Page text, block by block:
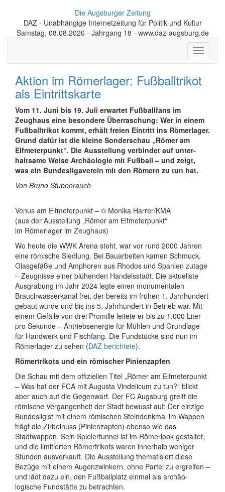
Die Augsburger Zeitung
DAZ - Unabhängige Internetzeitung für Politik und Kultur
Samstag, 08.08.2026 - Jahrgang 18 - www.daz-augsburg.de
Toggle
Aktion im Römerlager: Fußballtrikot
als Eintrittskarte
Vom 11. Juni bis 19. Juli erwartet Fußballfans im
Zeughaus eine besondere Über­raschung: Wer in einem
Fußball­trikot kommt, erhält freien Eintritt ins Römerlager.
Grund dafür ist die kleine Sonderschau „Römer am
Elfmeterpunkt“. Die Aus­stellung verbindet auf unter­
haltsame Weise Archäologie mit Fußball – und zeigt,
was ein Bundes­liga­verein mit den Römern zu tun hat.
Von Bruno Stubenrauch
Venus am Elfmeterpunkt – © Monika Harrer/KMA
(aus der Ausstellung „Römer am Elfmeterpunkt“
im Römerlager im Zeughaus)
Wo heute die WWK Arena steht, war vor rund 2000 Jahren
eine römische Siedlung. Bei Bauarbeiten kamen Schmuck,
Glasgefäße und Amphoren aus Rhodos und Spanien zutage
– Zeug­nisse einer blühen­den Handels­stadt. Die aktu­ellste
Ausgrabung im Jahr 2024 legte einen monu­mentalen
Brauch­wasser­kanal frei, der bereits im frühen 1. Jahr­hundert
gebaut wurde und bis ins 5. Jahr­hundert in Betrieb war. Mit
einem Gefälle von drei Promille leitete er bis zu 1.000 Liter
pro Sekunde – Antriebs­energie für Mühlen und Grundlage
für Handwerk und Fischfang. Die Fundstücke sind nun im
Römerlager zu sehen (DAZ berichtete).
Römertrikots und ein römischer Pinienzapfen
Die Schau mit dem offiziellen Titel „Römer am Elf­meter­punkt
– Was hat der FCA mit Augusta Vindelicum zu tun?“ blickt
aber auch auf die Gegenwart. Der FC Augsburg greift die
römische Ver­gangen­heit der Stadt bewusst auf: Der einzige
Bundes­ligist mit einem römischen Stein­denkmal im Wappen
trägt die Zirbelnuss (Pinienzapfen) ebenso wie das
Stadtwappen. Sein Spieler­tunnel ist im Römerlook gestaltet,
und die limi­tierten Römer­trikots waren innerhalb weniger
Stunden aus­verkauft. Die Aus­stellung themati­siert diese
Bezüge mit einem Augen­zwinkern, ohne Partei zu ergreifen –
und lädt dazu ein, den Fußball­platz einmal als archäo­
logische Fundstätte zu betrachten.